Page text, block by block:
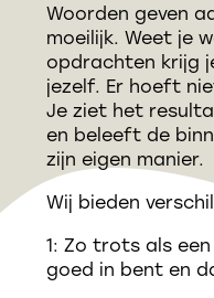
Woorden geven
moeilijk. Weet je
opdrachten krijg
jezelf. Er hoeft
Je ziet het
en beleeft de
zijn eigen manier.
Wij bieden
1: Zo trots als
goed in bent en